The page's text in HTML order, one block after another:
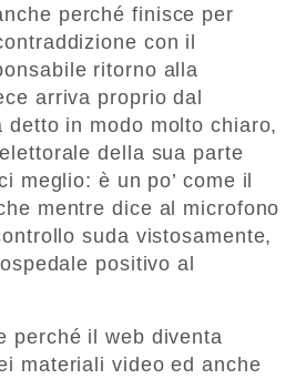
perché finisce per
con il
ritorno alla
arriva proprio dal
detto in modo molto chiaro,
della sua parte
meglio: è un po’ come il
mentre dice al microfono
suda vistosamente,
positivo al
perché il web diventa
materiali video ed anche